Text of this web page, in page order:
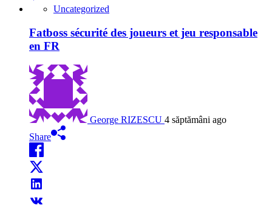
Uncategorized
Fatboss sécurité des joueurs et jeu responsable
en FR
George RIZESCU 4 săptămâni ago
Share